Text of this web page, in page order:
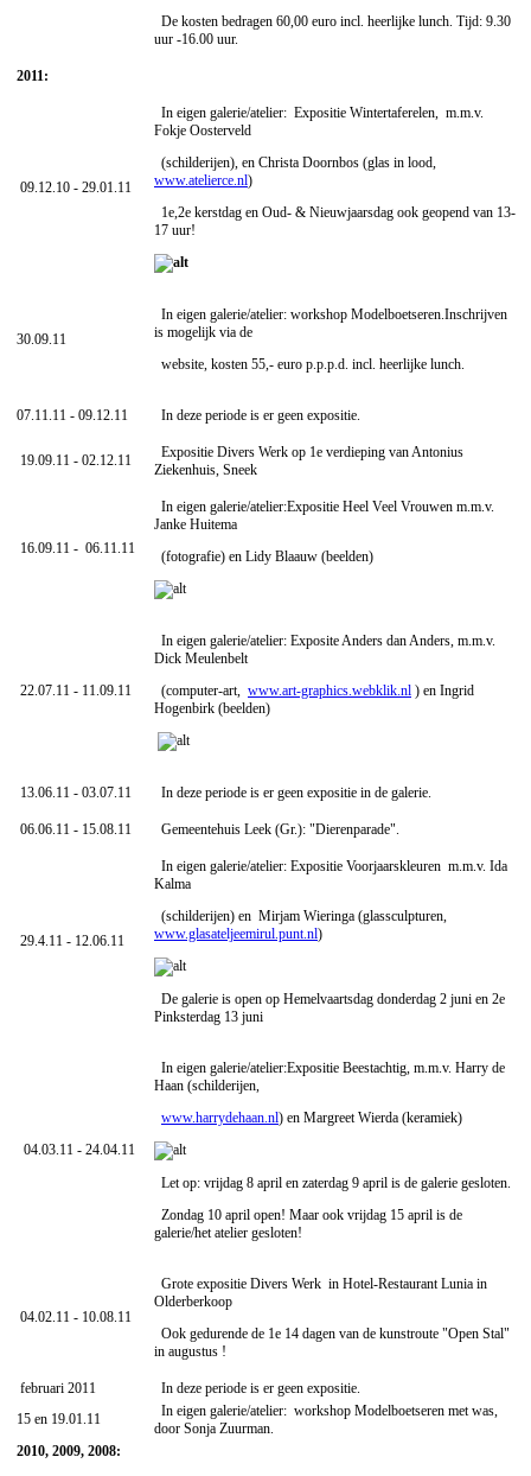
De kosten bedragen 60,00 euro incl. heerlijke lunch. Tijd: 9.30
uur -16.00 uur.
2011:
09.12.10 - 29.01.11
In eigen galerie/atelier: Expositie Wintertaferelen, m.m.v.
Fokje Oosterveld
(schilderijen), en Christa Doornbos (glas in lood,
www.atelierce.nl)
1e,2e kerstdag en Oud- & Nieuwjaarsdag ook geopend van 13-
17 uur!
30.09.11
In eigen galerie/atelier: workshop Modelboetseren.Inschrijven
is mogelijk via de
website, kosten 55,- euro p.p.p.d. incl. heerlijke lunch.
07.11.11 - 09.12.11 In deze periode is er geen expositie.
19.09.11 - 02.12.11
Expositie Divers Werk op 1e verdieping van Antonius
Ziekenhuis, Sneek
16.09.11 - 06.11.11
In eigen galerie/atelier:Expositie Heel Veel Vrouwen m.m.v.
Janke Huitema
(fotografie) en Lidy Blaauw (beelden)
22.07.11 - 11.09.11
In eigen galerie/atelier: Exposite Anders dan Anders, m.m.v.
Dick Meulenbelt
(computer-art, www.art-graphics.webklik.nl ) en Ingrid
Hogenbirk (beelden)
13.06.11 - 03.07.11 In deze periode is er geen expositie in de galerie.
06.06.11 - 15.08.11 Gemeentehuis Leek (Gr.): "Dierenparade".
29.4.11 - 12.06.11
In eigen galerie/atelier: Expositie Voorjaarskleuren m.m.v. Ida
Kalma
(schilderijen) en Mirjam Wieringa (glassculpturen,
www.glasateljeemirul.punt.nl)
De galerie is open op Hemelvaartsdag donderdag 2 juni en 2e
Pinksterdag 13 juni
04.03.11 - 24.04.11
In eigen galerie/atelier:Expositie Beestachtig, m.m.v. Harry de
Haan (schilderijen,
www.harrydehaan.nl) en Margreet Wierda (keramiek)
Let op: vrijdag 8 april en zaterdag 9 april is de galerie gesloten.
Zondag 10 april open! Maar ook vrijdag 15 april is de
galerie/het atelier gesloten!
04.02.11 - 10.08.11
Grote expositie Divers Werk in Hotel-Restaurant Lunia in
Olderberkoop
Ook gedurende de 1e 14 dagen van de kunstroute "Open Stal"
in augustus !
februari 2011
In deze periode is er geen expositie.
15 en 19.01.11
In eigen galerie/atelier: workshop Modelboetseren met was,
door Sonja Zuurman.
2010, 2009, 2008: